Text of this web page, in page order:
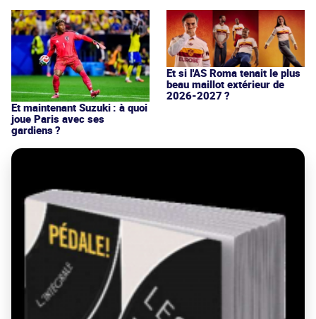
Et maintenant Suzuki : à quoi
joue Paris avec ses
gardiens ?
Et si l'AS Roma tenait le plus
beau maillot extérieur de
2026-2027 ?